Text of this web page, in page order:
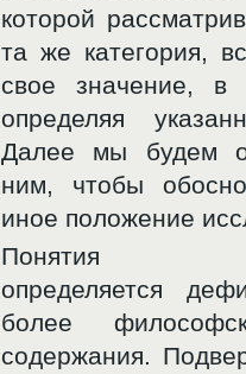
которой
та же категория,
свое значение, в
определяя
Далее мы будем
ним, чтобы
иное положение
Понятия
определяется
более
содержания.